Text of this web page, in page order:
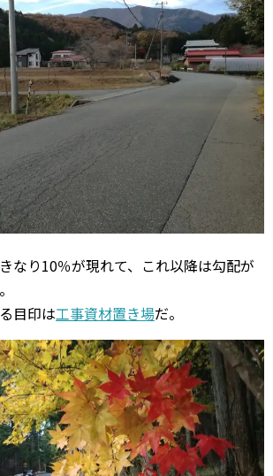
なり10％が現れて、これ以降は勾配が
目印は工事資材置き場だ。